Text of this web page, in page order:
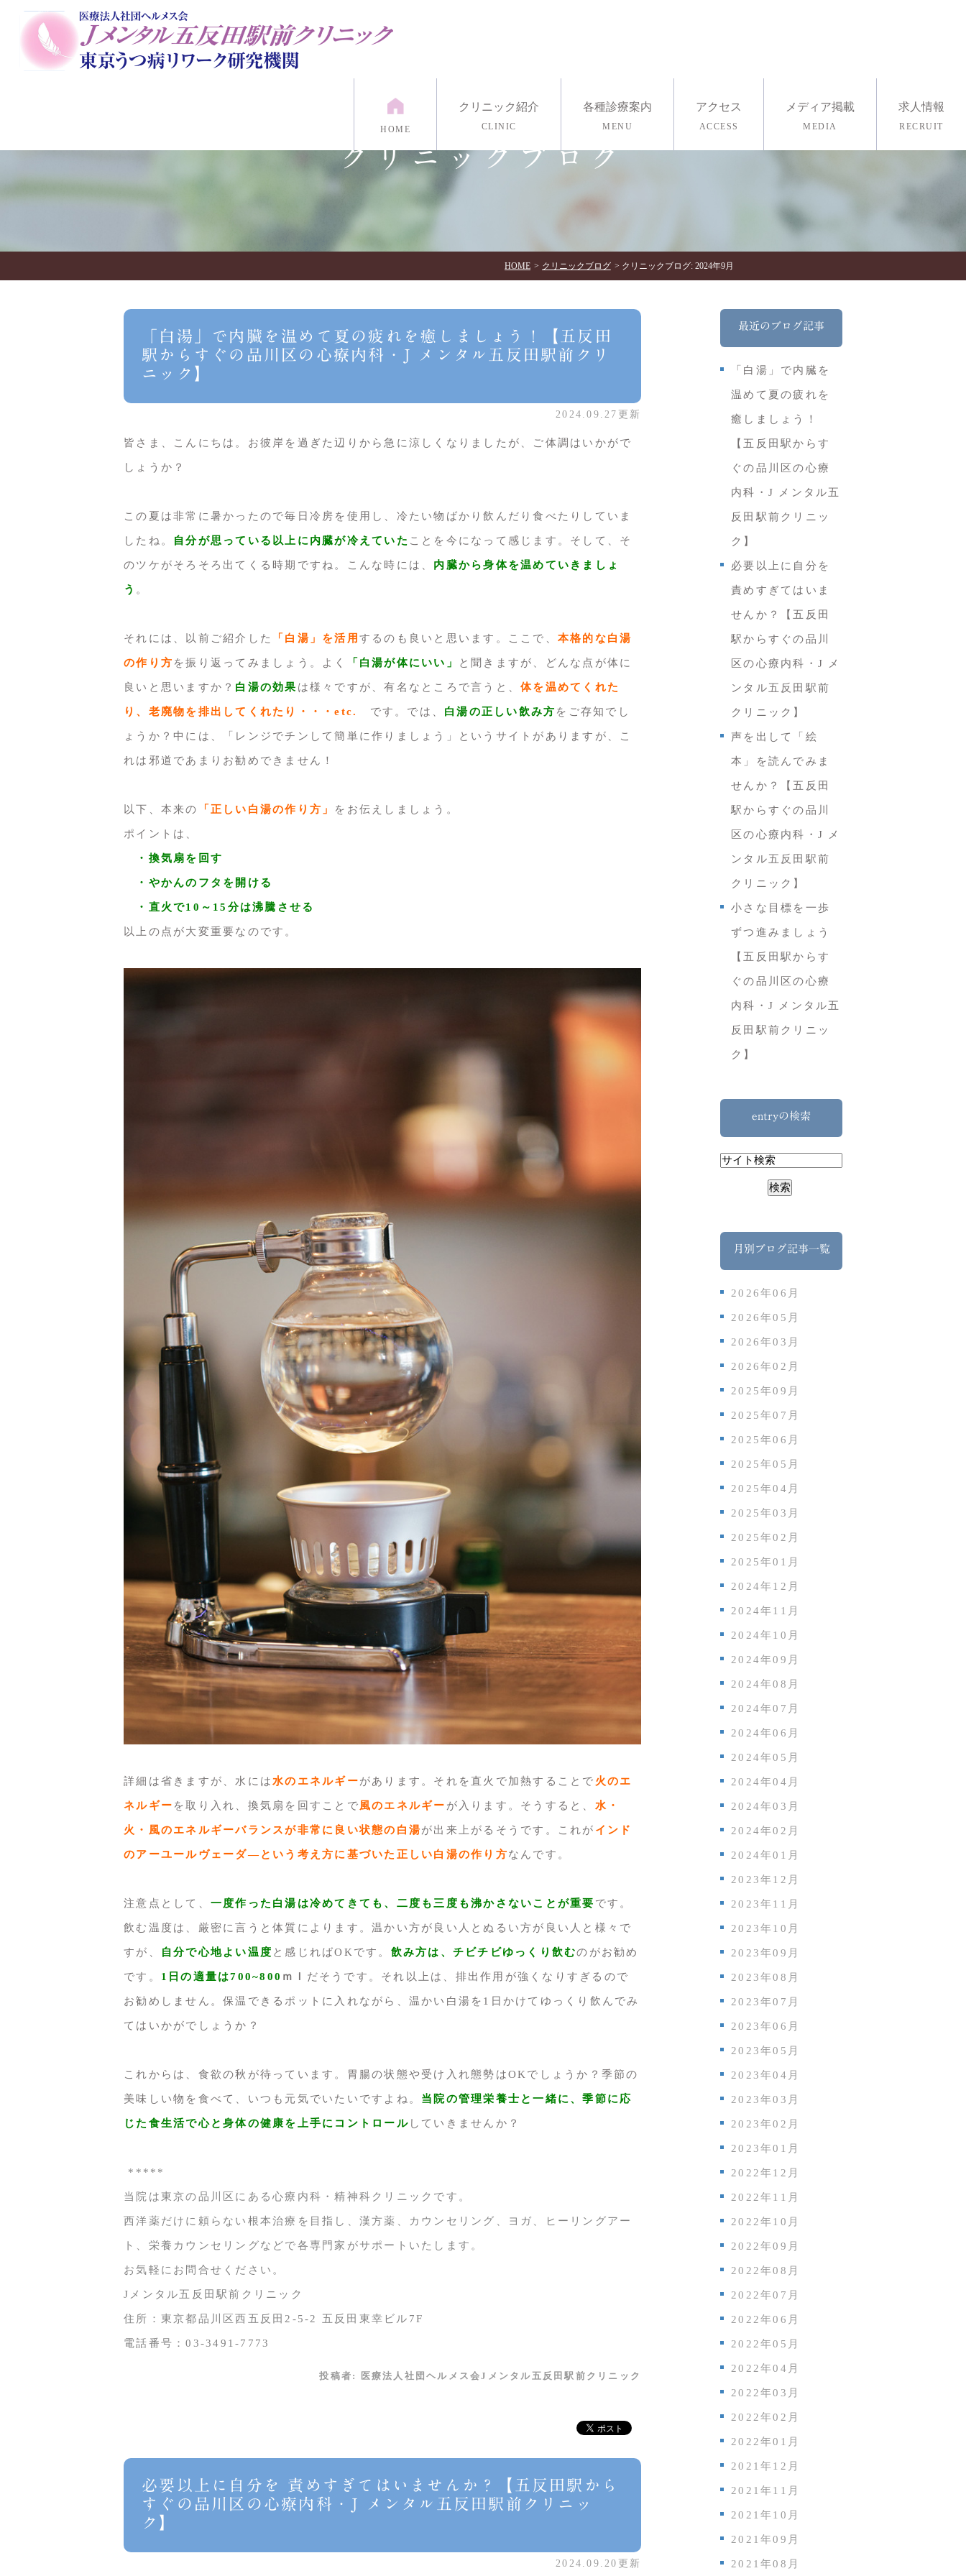
HOME
クリニック紹介
CLINIC
医院紹介 アクセス・診療時間
各種診療案内
MENU
漢方外来 発達外来 リワーク外来
アクセス
ACCESS
メディア掲載
MEDIA
求人情報
RECRUIT
クリニックブログ
HOME クリニックブログ クリニックブログ: 2024年9月
「白湯」で内臓を温めて夏の疲れを癒しましょう！【五反田
駅からすぐの品川区の心療内科・J メンタル五反田駅前クリ
ニック】
2024.09.27更新
皆さま、こんにちは。お彼岸を過ぎた辺りから急に涼しくなりましたが、ご体調はいかがで
しょうか？
この夏は非常に暑かったので毎日冷房を使用し、冷たい物ばかり飲んだり食べたりしていま
したね。 自分が思っている以上に内臓が冷えていた ことを今になって感じます。そして、そ
のツケがそろそろ出てくる時期ですね。こんな時には、 内臓から身体を温めていきましょ
う 。
それには、以前ご紹介した 「白湯」を活用 するのも良いと思います。ここで、 本格的な白湯
の作り方 を振り返ってみましょう。よく 「白湯が体にいい」 と聞きますが、どんな点が体に
良いと思いますか？ 白湯の効果 は様々ですが、有名なところで言うと、 体を温めてくれた
り、老廃物を排出してくれたり・・・etc. です。では、 白湯の正しい飲み方 をご存知でし
ょうか？中には、「レンジでチンして簡単に作りましょう」というサイトがありますが、こ
れは邪道であまりお勧めできません！
以下、本来の 「正しい白湯の作り方」 をお伝えしましょう。
ポイントは、
・換気扇を回す
・やかんのフタを開ける
・直火で10～15分は沸騰させる
以上の点が大変重要なのです。
詳細は省きますが、水には水のエネルギーがあります。それを直火で加熱することで 火のエ
ネルギー を取り入れ、換気扇を回すことで風のエネルギー が入ります。そうすると、 水・
火・風のエネルギーバランスが非常に良い状態の白湯が出来上がるそうです。これが インド
のアーユールヴェーダ―という考え方に基づいた正しい白湯の作り方なんです。
注意点として、 一度作った白湯は冷めてきても、二度も三度も沸かさないことが重要 です。
飲む温度は、厳密に言うと体質によります。温かい方が良い人とぬるい方が良い人と様々で
すが、 自分で心地よい温度 と感じればOKです。 飲み方は、チビチビゆっくり飲むのがお勧め
です。 1日の適量は700~800 ｍ だそうです。それ以上は、排出作用が強くなりすぎるので
お勧めしません。保温できるポットに入れながら、温かい白湯を1日かけてゆっくり飲んでみ
てはいかがでしょうか？
これからは、食欲の秋が待っています。胃腸の状態や受け入れ態勢はOKでしょうか？季節の
美味しい物を食べて、いつも元気でいたいですよね。 当院の管理栄養士と一緒に、季節に応
じた食生活で心と身体の健康を上手にコントロール していきませんか？
*****
当院は東京の品川区にある心療内科・精神科クリニックです。
西洋薬だけに頼らない根本治療を目指し、漢方薬、カウンセリング、ヨガ、ヒーリングアー
ト、栄養カウンセリングなどで各専門家がサポートいたします。
お気軽にお問合せください。
Jメンタル五反田駅前クリニック
住所：東京都品川区西五反田2-5-2 五反田東幸ビル7F
電話番号：03-3491-7773
投稿者: 医療法人社団ヘルメス会Jメンタル五反田駅前クリニック
必要以上に自分を 責めすぎてはいませんか？【五反田駅から
すぐの品川区の心療内科・J メンタル五反田駅前クリニッ
ク】
2024.09.20更新
最近のブログ記事
「白湯」で内臓を
温めて夏の疲れを
癒しましょう！
【五反田駅からす
ぐの品川区の心療
内科・J メンタル五
反田駅前クリニッ
ク】
必要以上に自分を
責めすぎてはいま
せんか？【五反田
駅からすぐの品川
区の心療内科・J メ
ンタル五反田駅前
クリニック】
声を出して「絵
本」を読んでみま
せんか？【五反田
駅からすぐの品川
区の心療内科・J メ
ンタル五反田駅前
クリニック】
小さな目標を一歩
ずつ進みましょう
【五反田駅からす
ぐの品川区の心療
内科・J メンタル五
反田駅前クリニッ
ク】
entryの検索
月別ブログ記事一覧
2026年06月
2026年05月
2026年03月
2026年02月
2025年09月
2025年07月
2025年06月
2025年05月
2025年04月
2025年03月
2025年02月
2025年01月
2024年12月
2024年11月
2024年10月
2024年09月
2024年08月
2024年07月
2024年06月
2024年05月
2024年04月
2024年03月
2024年02月
2024年01月
2023年12月
2023年11月
2023年10月
2023年09月
2023年08月
2023年07月
2023年06月
2023年05月
2023年04月
2023年03月
2023年02月
2023年01月
2022年12月
2022年11月
2022年10月
2022年09月
2022年08月
2022年07月
2022年06月
2022年05月
2022年04月
2022年03月
2022年02月
2022年01月
2021年12月
2021年11月
2021年10月
2021年09月
2021年08月